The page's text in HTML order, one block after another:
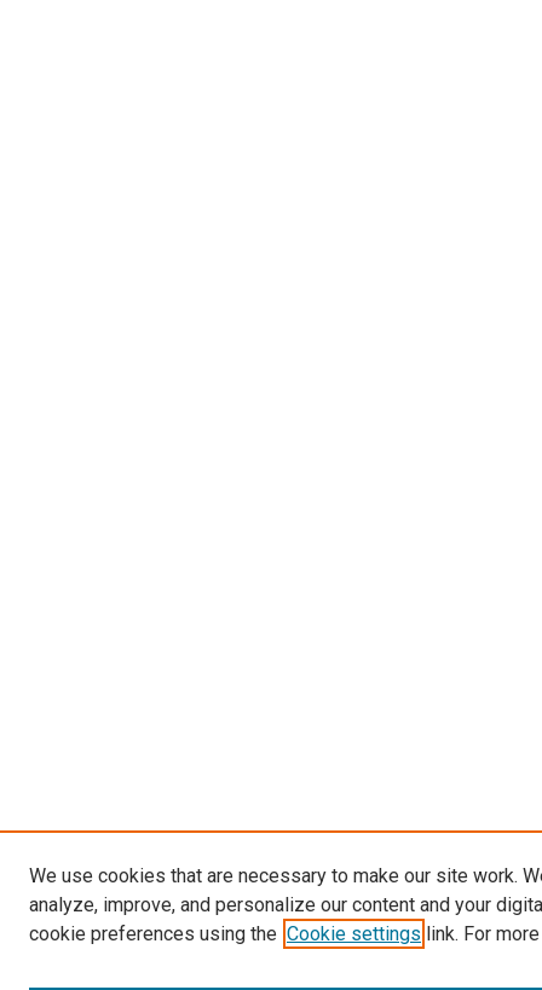
We use cookies that are necessary to make our site work.
analyze, improve, and personalize our content and your
cookie preferences using the Cookie settings link. For